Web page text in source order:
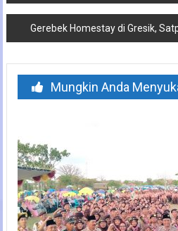
Gerebek Homestay di Gresik,
Mungkin Anda